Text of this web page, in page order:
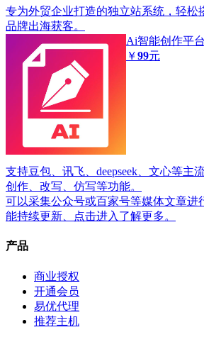
专为外贸企业打造的独立站系统，轻松
品牌出海获客。
Ai智能创作平台
￥99元
支持豆包、讯飞、deepseek、文心等主
创作、改写、仿写等功能。
可以采集公众号或百家号等媒体文章进
能持续更新、点击进入了解更多。
产品
商业授权
开通会员
易优代理
推荐主机